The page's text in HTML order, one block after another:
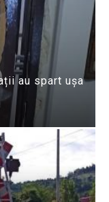
au spart ușa